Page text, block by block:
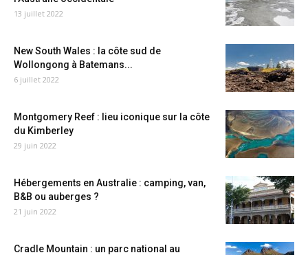
13 juillet 2022
New South Wales : la côte sud de
Wollongong à Batemans...
6 juillet 2022
Montgomery Reef : lieu iconique sur la côte
du Kimberley
29 juin 2022
Hébergements en Australie : camping, van,
B&B ou auberges ?
21 juin 2022
Cradle Mountain : un parc national au